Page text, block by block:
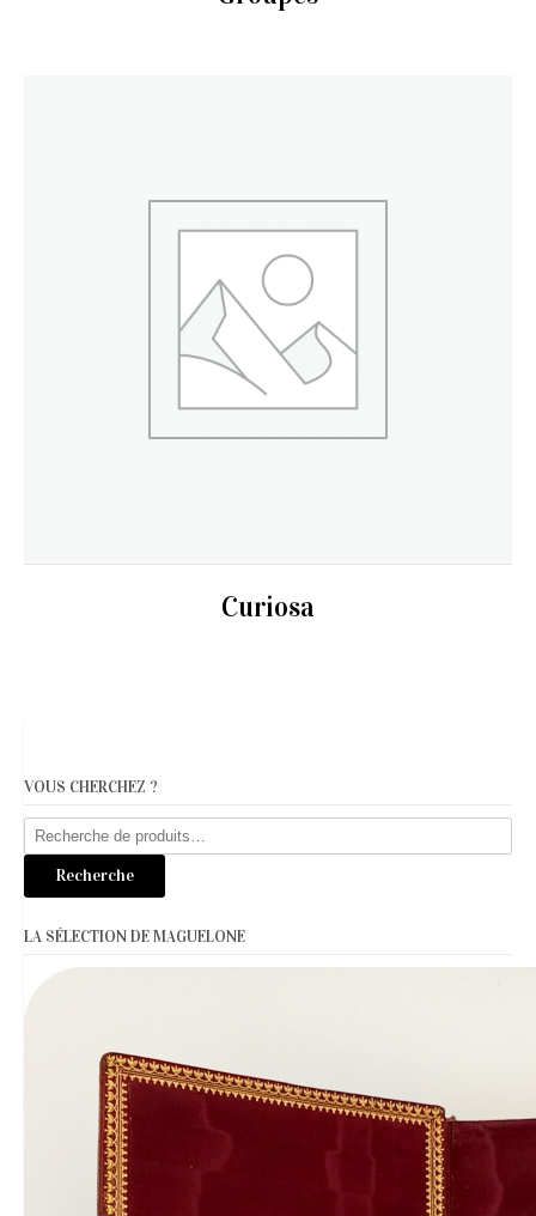
Curiosa
VOUS CHERCHEZ ?
Recherche
pour :
Recherche
LA SÉLECTION DE MAGUELONE